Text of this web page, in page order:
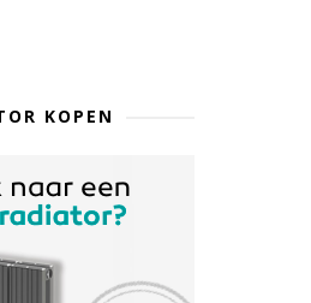
KOPEN